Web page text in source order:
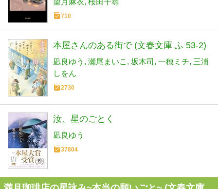
710
本屋さんのある街で (文春文庫 ふ 53-2)
凪良ゆう 瀬尾まいこ 坂木司 一穂ミチ 三浦
しをん
2730
汝、星のごとく
凪良ゆう
37804